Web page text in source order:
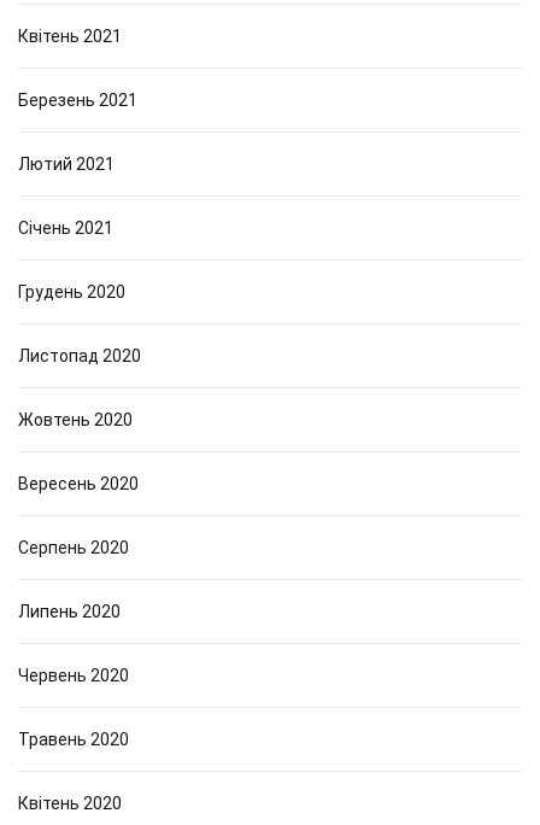
Квітень 2021
Березень 2021
Лютий 2021
Січень 2021
Грудень 2020
Листопад 2020
Жовтень 2020
Вересень 2020
Серпень 2020
Липень 2020
Червень 2020
Травень 2020
Квітень 2020